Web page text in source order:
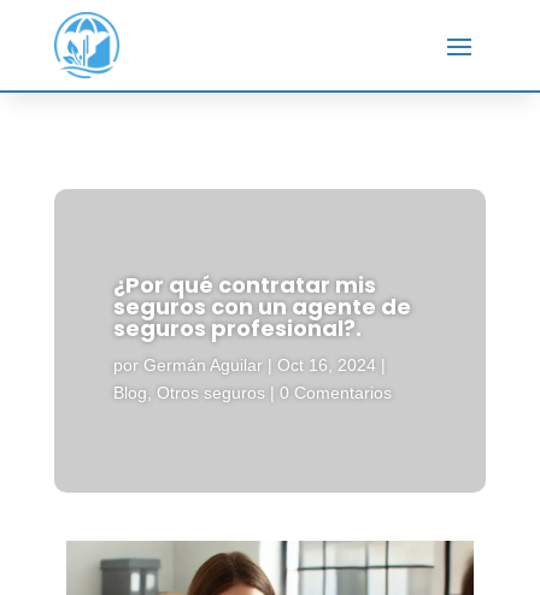
¿Por qué contratar mis
seguros con un agente de
seguros profesional?.
por Germán Aguilar | Oct 16, 2024 |
Blog
Otros seguros |0 Comentarios